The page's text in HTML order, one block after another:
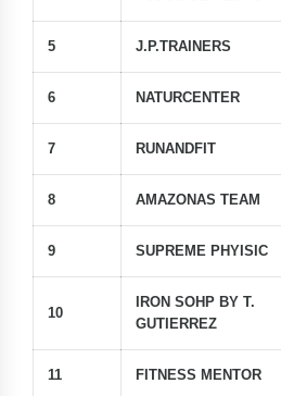
5 J.P.TRAINERS
6 NATURCENTER
7 RUNANDFIT
8 AMAZONAS TEAM
9 SUPREME PHYISIC
10
IRON SOHP BY T.
GUTIERREZ
11 FITNESS MENTOR